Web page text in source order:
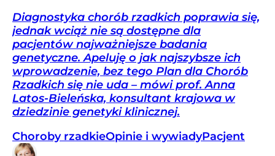
Diagnostyka chorób rzadkich poprawia się,
jednak wciąż nie są dostępne dla
pacjentów najważniejsze badania
genetyczne. Apeluję o jak najszybsze ich
wprowadzenie, bez tego Plan dla Chorób
Rzadkich się nie uda – mówi prof. Anna
Latos-Bieleńska, konsultant krajowa w
dziedzinie genetyki klinicznej.
Choroby rzadkieOpinie i wywiadyPacjent